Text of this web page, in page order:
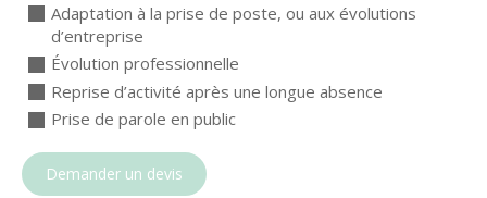
Adaptation à la prise de poste, ou aux évolutions
d’entreprise
Évolution professionnelle
Reprise d’activité après une longue absence
Prise de parole en public
Demander un devis